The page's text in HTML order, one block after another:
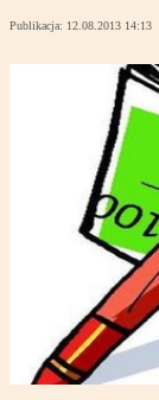
Publikacja: 12.08.2013 14:13